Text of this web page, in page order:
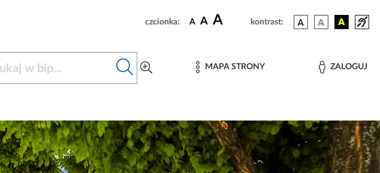
czcionka: A A A kontrast:
MAPA STRONY ZALOGUJ